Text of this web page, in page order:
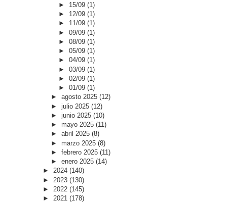
► 15/09(1)
► 12/09(1)
► 11/09(1)
►09/09(1)
►08/09(1)
►05/09(1)
►04/09(1)
►03/09(1)
►02/09(1)
►01/09(1)
► agosto 2025 (12)
► julio 2025 (12)
► junio 2025 (10)
► mayo 2025 (11)
► abril 2025 (8)
► marzo 2025 (8)
► febrero 2025 (11)
► enero 2025 (14)
► 2024 (140)
► 2023 (130)
► 2022 (145)
► 2021 (178)